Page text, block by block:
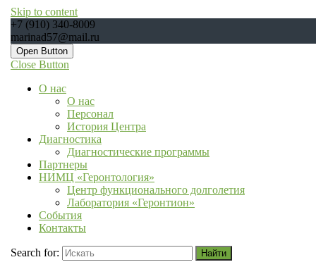
Skip to content
+7 (910) 340-8009
marinad57@mail.ru
Open Button
Close Button
О нас
О нас
Персонал
История Центра
Диагностика
Диагностические программы
Партнеры
НИМЦ «Геронтология»
Центр функционального долголетия
Лаборатория «Геронтион»
События
Контакты
Search for: